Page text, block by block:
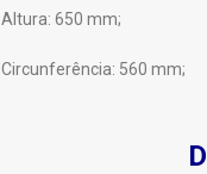
Altura: 650 mm;
Circunferência: 560 mm;